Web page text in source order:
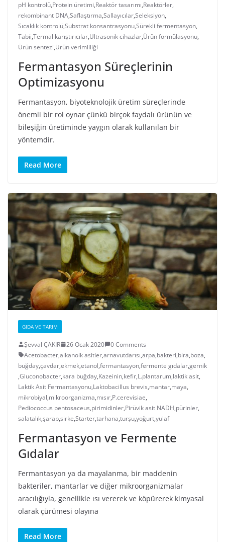
pH kontrolü,Protein üretimi,Reaktör tasarımı,Reaktörler,
rekombinant DNA,Saflaştırma,Sallayıcılar,Seleksiyon,
Sıcaklık kontrolü,Substrat konsantrasyonu,Sürekli fermentasyon,
Tabii,Termal karıştırıcılar,Ultrasonik cihazlar,Ürün formülasyonu,
Ürün sentezi,Ürün verimliliği
Fermantasyon Süreçlerinin
Optimizasyonu
Fermantasyon, biyoteknolojik üretim süreçlerinde
önemli bir rol oynar çünkü birçok faydalı ürünün ve
bileşiğin üretiminde yaygın olarak kullanılan bir
yöntemdir.
Read More
GIDA VE TARIM
Şevval ÇAKIR 26 Ocak 2020
0 Comments
Acetobacter,alkanoik asitler,arnavutdarısı,arpa,bakteri,bira,boza,
buğday,çavdar,ekmek,etanol,fermantasyon,fermente gıdalar,gernik
,Gluconobacter,kara buğday,Kazeinin,kefir,L.plantarum,laktik asit,
Laktik Asit Fermantasyonu,Laktobacillus brevis,mantar,maya,
mikrobiyal,mikroorganizma,mısır,P.cerevisiae,
Pediococcus pentosaceus,pirimidinler,Pirüvik asit NADH,pürinler,
salatalık,şarap,sirke,Starter,tarhana,turşu,yoğurt,yulaf
Fermantasyon ve Fermente
Gıdalar
Fermantasyon ya da mayalanma, bir maddenin
bakteriler, mantarlar ve diğer mikroorganizmalar
aracılığıyla, genellikle ısı vererek ve köpürerek kimyasal
olarak çürümesi olayına
Read More